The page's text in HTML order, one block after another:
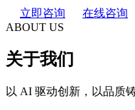
立即咨询
在线咨询
ABOUT US
关于我们
以 AI 驱动创新，以品质